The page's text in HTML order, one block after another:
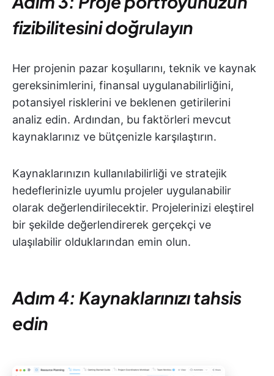
fizibilitesini doğrulayın
Her projenin pazar koşullarını, teknik ve kaynak
gereksinimlerini, finansal uygulanabilirliğini,
potansiyel risklerini ve beklenen getirilerini
analiz edin. Ardından, bu faktörleri mevcut
kaynaklarınız ve bütçenizle karşılaştırın.
Kaynaklarınızın kullanılabilirliği ve stratejik
hedeflerinizle uyumlu projeler uygulanabilir
olarak değerlendirilecektir. Projelerinizi eleştirel
bir şekilde değerlendirerek gerçekçi ve
ulaşılabilir olduklarından emin olun.
Adım 4: Kaynaklarınızı tahsis
edin